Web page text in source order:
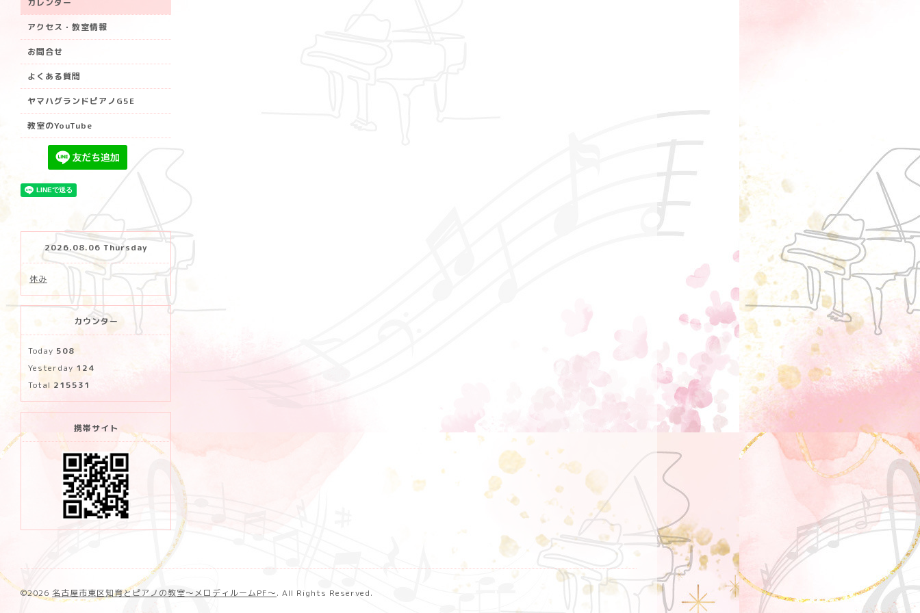
カレンダー
アクセス・教室情報
お問合せ
よくある質問
ヤマハグランドピアノG5E
教室のYouTube
2026.08.06 Thursday
休み
カウンター
Today 508
Yesterday124
Total 215531
携帯サイト
©2026 名古屋市東区知育とピアノの教室〜メロディルームPF〜. All Rights Reserved.